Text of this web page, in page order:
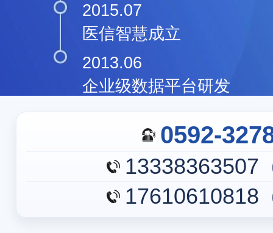
2015.07
医信智慧成立
2013.06
企业级数据平台研发
0592-
13338363507
17610610818